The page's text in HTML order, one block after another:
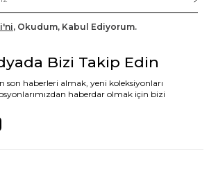
, Okudum, Kabul Ediyorum.
Bizi Takip Edin
son haberleri almak, yeni koleksiyonları
haberdar olmak için bizi